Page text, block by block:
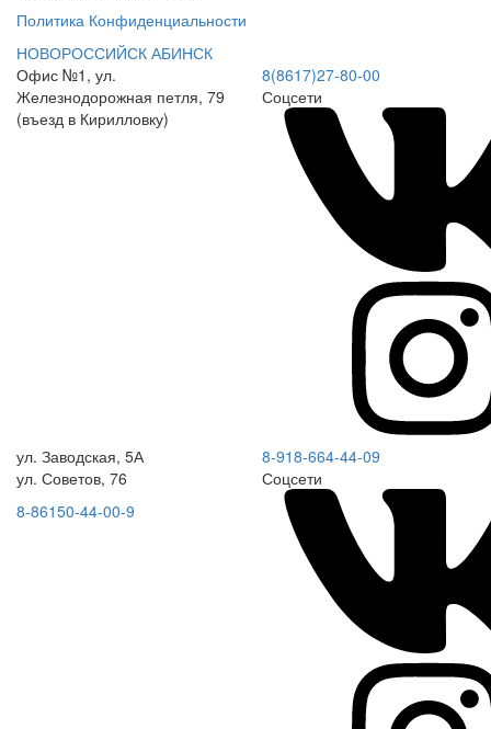
Политика Конфиденциальности
НОВОРОССИЙСК АБИНСК
Офис №1, ул.
Железнодорожная петля, 79
(въезд в Кирилловку)
8(8617)27-80-00
Соцсети
ул. Заводская, 5А
ул. Советов, 76
8-86150-44-00-9
8-918-664-44-09
Соцсети